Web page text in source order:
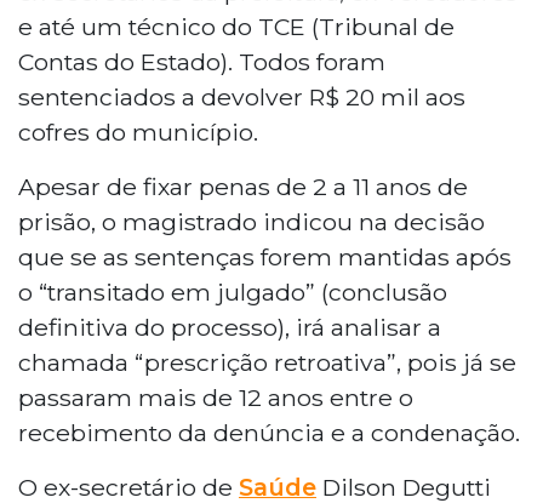
e até um técnico do TCE (Tribunal de
Contas do Estado). Todos foram
sentenciados a devolver R$ 20 mil aos
cofres do município.
Apesar de fixar penas de 2 a 11 anos de
prisão, o magistrado indicou na decisão
que se as sentenças forem mantidas após
o “transitado em julgado” (conclusão
definitiva do processo), irá analisar a
chamada “prescrição retroativa”, pois já se
passaram mais de 12 anos entre o
recebimento da denúncia e a condenação.
O ex-secretário de Saúde Dilson Degutti